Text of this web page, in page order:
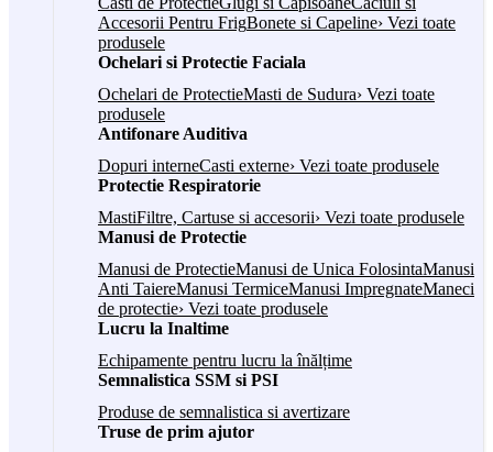
Accesorii Pentru FrigBonete si Capeline› Vezi toate
produsele
Ochelari si Protectie Faciala
Ochelari de ProtectieMasti de Sudura› Vezi toate
produsele
Antifonare Auditiva
Dopuri interneCasti externe› Vezi toate produsele
Protectie Respiratorie
MastiFiltre, Cartuse si accesorii› Vezi toate produsele
Manusi de Protectie
Manusi de ProtectieManusi de Unica FolosintaManusi
Anti TaiereManusi TermiceManusi ImpregnateManeci
de protectie› Vezi toate produsele
Lucru la Inaltime
Echipamente pentru lucru la înălțime
Semnalistica SSM si PSI
Produse de semnalistica si avertizare
Truse de prim ajutor